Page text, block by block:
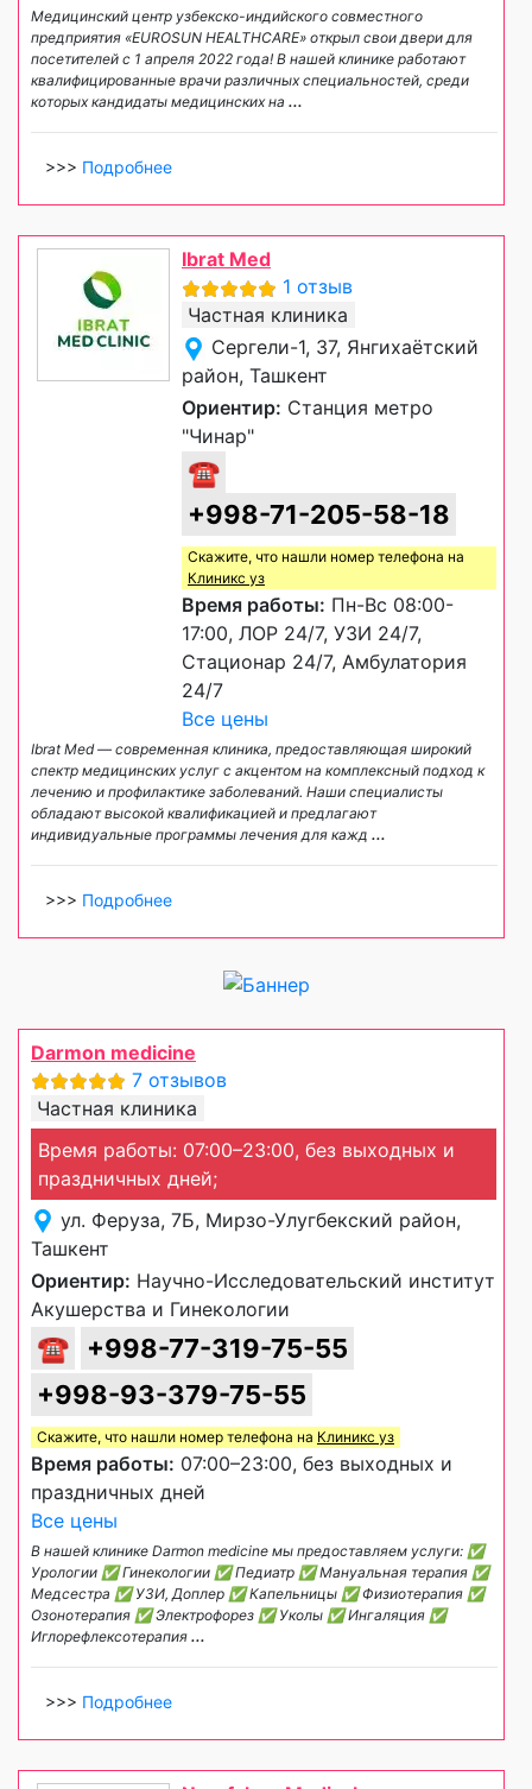
Медицинский центр узбекско-индийского совместного
предприятия «EUROSUN HEALTHCARE» открыл свои двери для
посетителей с 1 апреля 2022 года! В нашей клинике работают
квалифицированные врачи различных специальностей, среди
которых кандидаты медицинских на ...
>>> Подробнее
Ibrat Med
1 отзыв
Частная клиника
Сергели-1, 37, Янгихаётский
район, Ташкент
Ориентир: Станция метро
"Чинар"
☎
+998-71-205-58-18
Скажите, что нашли номер телефона на
Клиникс уз
Время работы: Пн-Вс 08:00-
17:00, ЛОР 24/7, УЗИ 24/7,
Стационар 24/7, Амбулатория
24/7
Все цены
Ibrat Med — современная клиника, предоставляющая широкий
спектр медицинских услуг с акцентом на комплексный подход к
лечению и профилактике заболеваний. Наши специалисты
обладают высокой квалификацией и предлагают
индивидуальные программы лечения для кажд ...
>>> Подробнее
Darmon medicine
7 отзывов
Частная клиника
Время работы: 07:00–23:00, без выходных и
праздничных дней;
ул. Феруза, 7Б, Мирзо-Улугбекский район,
Ташкент
Ориентир: Научно-Исследовательский институт
Акушерства и Гинекологии
☎
+998-77-319-75-55
+998-93-379-75-55
Скажите, что нашли номер телефона на Клиникс уз
Время работы: 07:00–23:00, без выходных и
праздничных дней
Все цены
В нашей клинике Darmon medicine мы предоставляем услуги: ✅
Урологии ✅ Гинекологии ✅ Педиатр ✅ Мануальная терапия ✅
Медсестра ✅ УЗИ, Доплер ✅ Капельницы ✅ Физиотерапия ✅
Озонотерапия ✅ Электрофорез ✅ Уколы ✅ Ингаляция ✅
Иглорефлексотерапия ...
>>> Подробнее